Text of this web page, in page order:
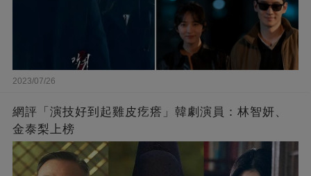
2023/07/26
網評「演技好到起雞皮疙瘩」韓劇演員：林智妍、
金泰梨上榜